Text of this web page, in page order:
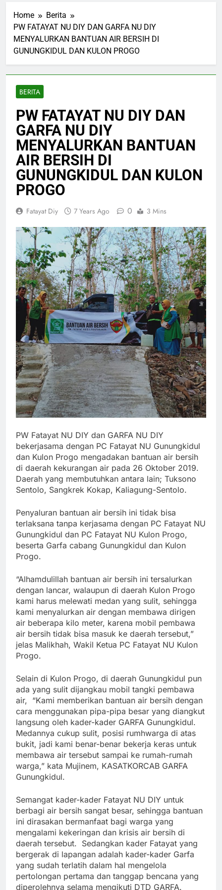
Home
Berita
PW FATAYAT NU DIY DAN GARFA NU DIY
MENYALURKAN BANTUAN AIR BERSIH DI
GUNUNGKIDUL DAN KULON PROGO
BERITA
PW FATAYAT NU DIY DAN
GARFA NU DIY
MENYALURKAN BANTUAN
AIR BERSIH DI
GUNUNGKIDUL DAN KULON
PROGO
Fatayat Diy 7 Years Ago 0 3 Mins
PW Fatayat NU DIY dan GARFA NU DIY
bekerjasama dengan PC Fatayat NU Gunungkidul
dan Kulon Progo mengadakan bantuan air bersih
di daerah kekurangan air pada 26 Oktober 2019.
Daerah yang membutuhkan antara lain; Tuksono
Sentolo, Sangkrek Kokap, Kaliagung-Sentolo.
Penyaluran bantuan air bersih ini tidak bisa
terlaksana tanpa kerjasama dengan PC Fatayat NU
Gunungkidul dan PC Fatayat NU Kulon Progo,
beserta Garfa cabang Gunungkidul dan Kulon
Progo.
“Alhamdulillah bantuan air bersih ini tersalurkan
dengan lancar, walaupun di daerah Kulon Progo
kami harus melewati medan yang sulit, sehingga
kami menyalurkan air dengan membawa dirigen
air beberapa kilo meter, karena mobil pembawa
air bersih tidak bisa masuk ke daerah tersebut,”
jelas Malikhah, Wakil Ketua PC Fatayat NU Kulon
Progo.
Selain di Kulon Progo, di daerah Gunungkidul pun
ada yang sulit dijangkau mobil tangki pembawa
air, “Kami memberikan bantuan air bersih dengan
cara menggunakan pipa-pipa besar yang diangkut
langsung oleh kader-kader GARFA Gunungkidul.
Medannya cukup sulit, posisi rumhwarga di atas
bukit, jadi kami benar-benar bekerja keras untuk
membawa air tersebut sampai ke rumah-rumah
warga,” kata Mujinem, KASATKORCAB GARFA
Gunungkidul.
Semangat kader-kader Fatayat NU DIY untuk
berbagi air bersih sangat besar, sehingga bantuan
ini dirasakan bermanfaat bagi warga yang
mengalami kekeringan dan krisis air bersih di
daerah tersebut. Sedangkan kader Fatayat yang
bergerak di lapangan adalah kader-kader Garfa
yang sudah terlatih dalam hal mengelola
pertolongan pertama dan tanggap bencana yang
diperolehnya selama mengikuti DTD GARFA.